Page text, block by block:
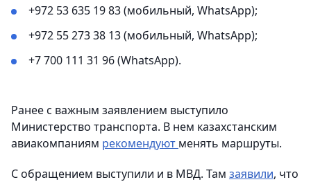
+972 53 635 19 83 (мобильный, WhatsApp);
+972 55 273 38 13 (мобильный, WhatsApp);
+7 700 111 31 96 (WhatsApp).
Ранее с важным заявлением выступило
Министерство транспорта. В нем казахстанским
авиакомпаниям рекомендуют менять маршруты.
С обращением выступили и в МВД. Там заявили, что